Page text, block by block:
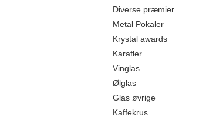
Diverse præmier
Metal Pokaler
Krystal awards
Karafler
Vinglas
Ølglas
Glas øvrige
Kaffekrus